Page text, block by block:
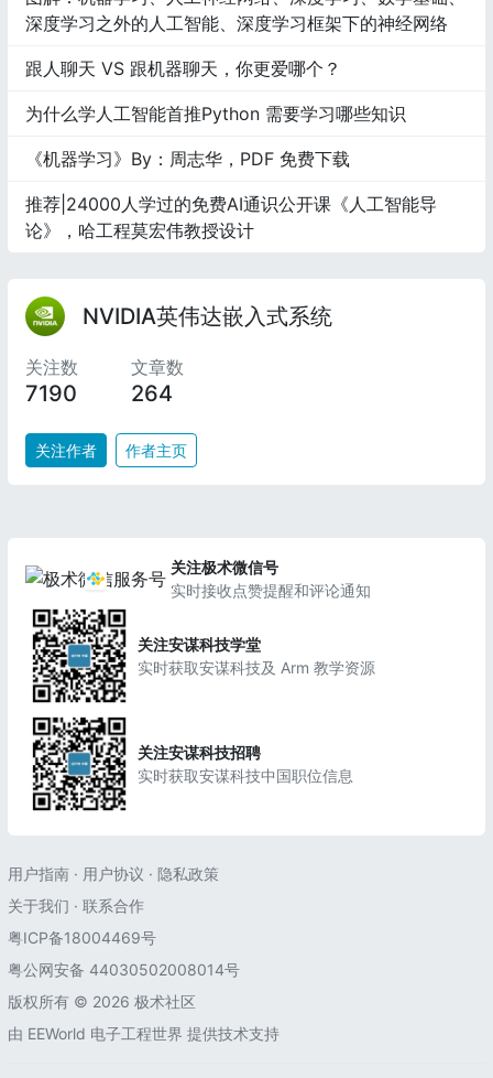
深度学习之外的人工智能、深度学习框架下的神经网络
跟人聊天 VS 跟机器聊天，你更爱哪个？
为什么学人工智能首推Python 需要学习哪些知识
《机器学习》By：周志华，PDF 免费下载
推荐|24000人学过的免费AI通识公开课《人工智能导
论》，哈工程莫宏伟教授设计
NVIDIA英伟达嵌入式系统
关注数
7190
文章数
264
关注作者 作者主页
关注极术微信号
实时接收点赞提醒和评论通知
关注安谋科技学堂
实时获取安谋科技及 Arm 教学资源
关注安谋科技招聘
实时获取安谋科技中国职位信息
用户指南 · 用户协议 · 隐私政策
关于我们 · 联系合作
粤ICP备18004469号
粤公网安备 44030502008014号
版权所有 © 2026 极术社区
由 EEWorld 电子工程世界 提供技术支持